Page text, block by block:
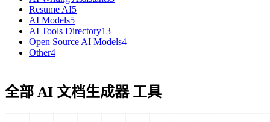
Resume AI5
AI Models5
AI Tools Directory13
Open Source AI Models4
Other4
全部 AI 文档生成器 工具